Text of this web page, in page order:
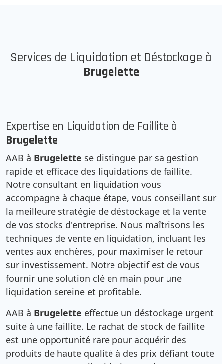
Services de Liquidation et Déstockage à
Brugelette
Expertise en Liquidation de Faillite à
Brugelette
AAB à Brugelette se distingue par sa gestion
rapide et efficace des liquidations de faillite.
Notre consultant en liquidation vous
accompagne à chaque étape, vous conseillant sur
la meilleure stratégie de déstockage et la vente
de vos stocks d'entreprise. Nous maîtrisons les
techniques de vente en liquidation, incluant les
ventes aux enchères, pour maximiser le retour
sur investissement. Notre objectif est de vous
fournir une solution clé en main pour une
liquidation sereine et profitable.
AAB à Brugelette effectue un déstockage urgent
suite à une faillite. Le rachat de stock de faillite
est une opportunité rare pour acquérir des
produits de haute qualité à des prix défiant toute